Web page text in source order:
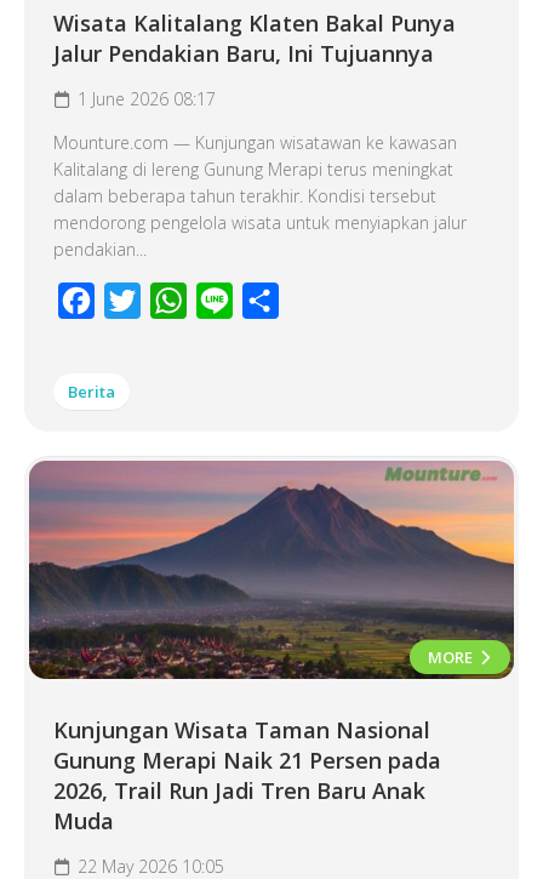
Wisata Kalitalang Klaten Bakal Punya
Jalur Pendakian Baru, Ini Tujuannya
1 June 2026 08:17
Mounture.com — Kunjungan wisatawan ke kawasan
Kalitalang di lereng Gunung Merapi terus meningkat
dalam beberapa tahun terakhir. Kondisi tersebut
mendorong pengelola wisata untuk menyiapkan jalur
pendakian...
Facebook
Twitter WhatsApp
Line
Berita
MORE
Kunjungan Wisata Taman Nasional
Gunung Merapi Naik 21 Persen pada
2026, Trail Run Jadi Tren Baru Anak
Muda
22 May 2026 10:05